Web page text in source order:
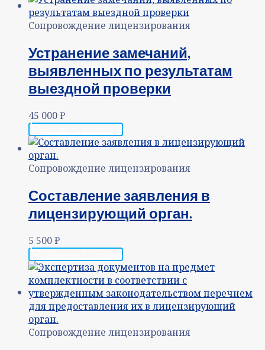
Сопровождение лицензирования
Устранение замечаний,
выявленных по результатам
выездной проверки
45 000₽
Сопровождение лицензирования
Составление заявления в
лицензирующий орган.
5 500₽
Сопровождение лицензирования